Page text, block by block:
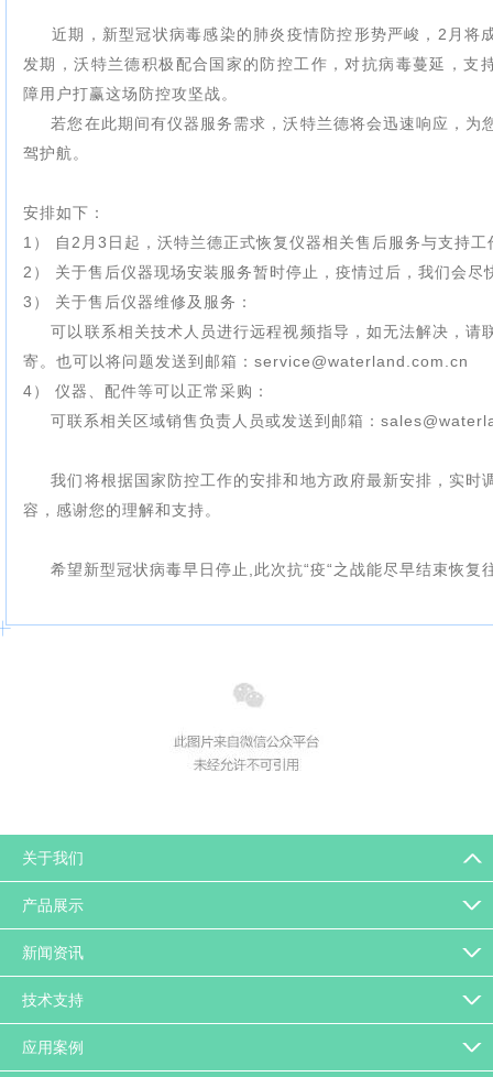
近期，新型冠状病毒感染的肺炎疫情防控形势严峻，2月将
发期，沃特兰德积极配合国家的防控工作，对抗病毒蔓延，支
障用户打赢这场防控攻坚战。
若您在此期间有仪器服务需求，沃特兰德将会迅速响应，为
驾护航。
安排如下：
1） 自2月3日起，沃特兰德正式恢复仪器相关售后服务与支持工
2） 关于售后仪器现场安装服务暂时停止，疫情过后，我们会尽
3） 关于售后仪器维修及服务：
可以联系相关技术人员进行远程视频指导，如无法解决，请
寄。 也可以将问题发送到邮箱： service@waterland.com.cn
4） 仪器、配件等可以正常采购：
可联系相关区域销售负责人员或发送到 邮箱：
我们将根据国家防控工作的安排和地方政府最新安排，实时
容，感谢您的理解和支持。
希望新型冠状病毒早日停止,此次抗“疫“之战能尽早结束恢复
关于我们
产品展示
新闻资讯
技术支持
应用案例